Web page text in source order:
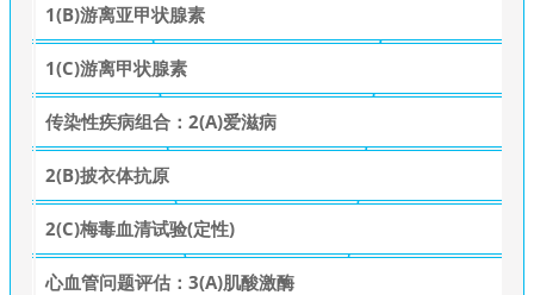
1(B)游离亚甲状腺素
1(C)游离甲状腺素
传染性疾病组合：2(A)爱滋病
2(B)披衣体抗原
2(C)梅毒血清试验(定性)
心血管问题评估：3(A)肌酸激酶